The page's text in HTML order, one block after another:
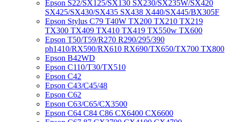
Epson S22/SX125/SX130 SX230/SX235W/SX420
SX425/SX430/SX435 SX438 X440/SX445/BX305F
Epson Stylus C79 T40W TX200 TX210 TX219
TX300 TX409 TX410 TX419 TX550w TX600
Epson T50/T59/R270 R290/295/390
ph1410/RX590/RX610 RX690/TX650/TX700 TX800
Epson B42WD
Epson C110/T30/TX510
Epson C42
Epson C43/C45/48
Epson C62
Epson C63/C65/CX3500
Epson C64 C84 C86 CX6400 CX6600